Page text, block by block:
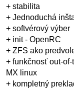
+ stabilita
+ Jednoduchá
+ softvérový výber
+ init - OpenRC
+ ZFS ako
+ funkčnosť out-
MX linux
+ kompletný